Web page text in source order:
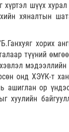
хүртэл шүүх
хяналтын
хорих
түүний
мэдээллийн
онд ХЭҮК-т
ашиглан ор
хуулийн